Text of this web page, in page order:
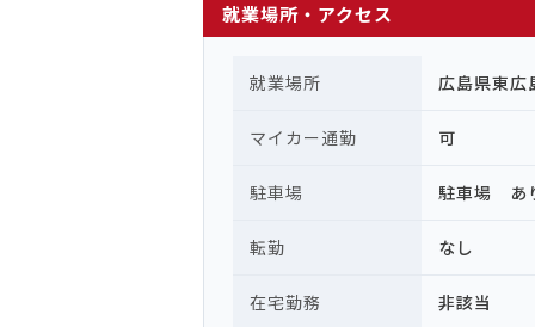
就業場所・アクセス
就業場所 広島県東
マイカー通勤 可
駐車場 駐車場 あ
転勤 なし
在宅勤務 非該当